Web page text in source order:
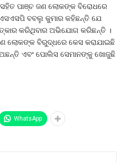
ସହିତ ପାଞ୍ଚ ଜଣ ଲୋକଙ୍କ ବିରୋଧରେ
ଏସଏସପି ବବଲୁ କୁମାର କହିଛନ୍ତି ଯେ
କରିଥିବାର ଅଭିଯୋଗ କରିଛନ୍ତି ।
ଲୋକଙ୍କ ବିରୁଦ୍ଧରେ କେସ କରାଯାଇଛି
ଏବଂ ପୋଲିସ ସେମାନଙ୍କୁ ଖୋଜୁଛି
WhatsApp